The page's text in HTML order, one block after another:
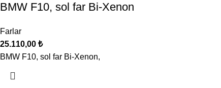
BMW F10, sol far Bi-Xenon
Farlar
25.110,00 ₺
BMW F10, sol far Bi-Xenon,